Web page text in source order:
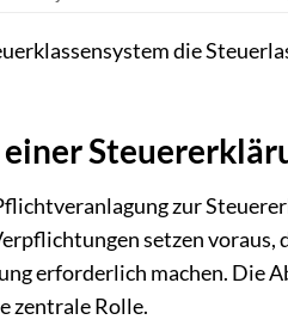
die
zur
setzen
erforderlich machen. Die
zentrale Rolle.